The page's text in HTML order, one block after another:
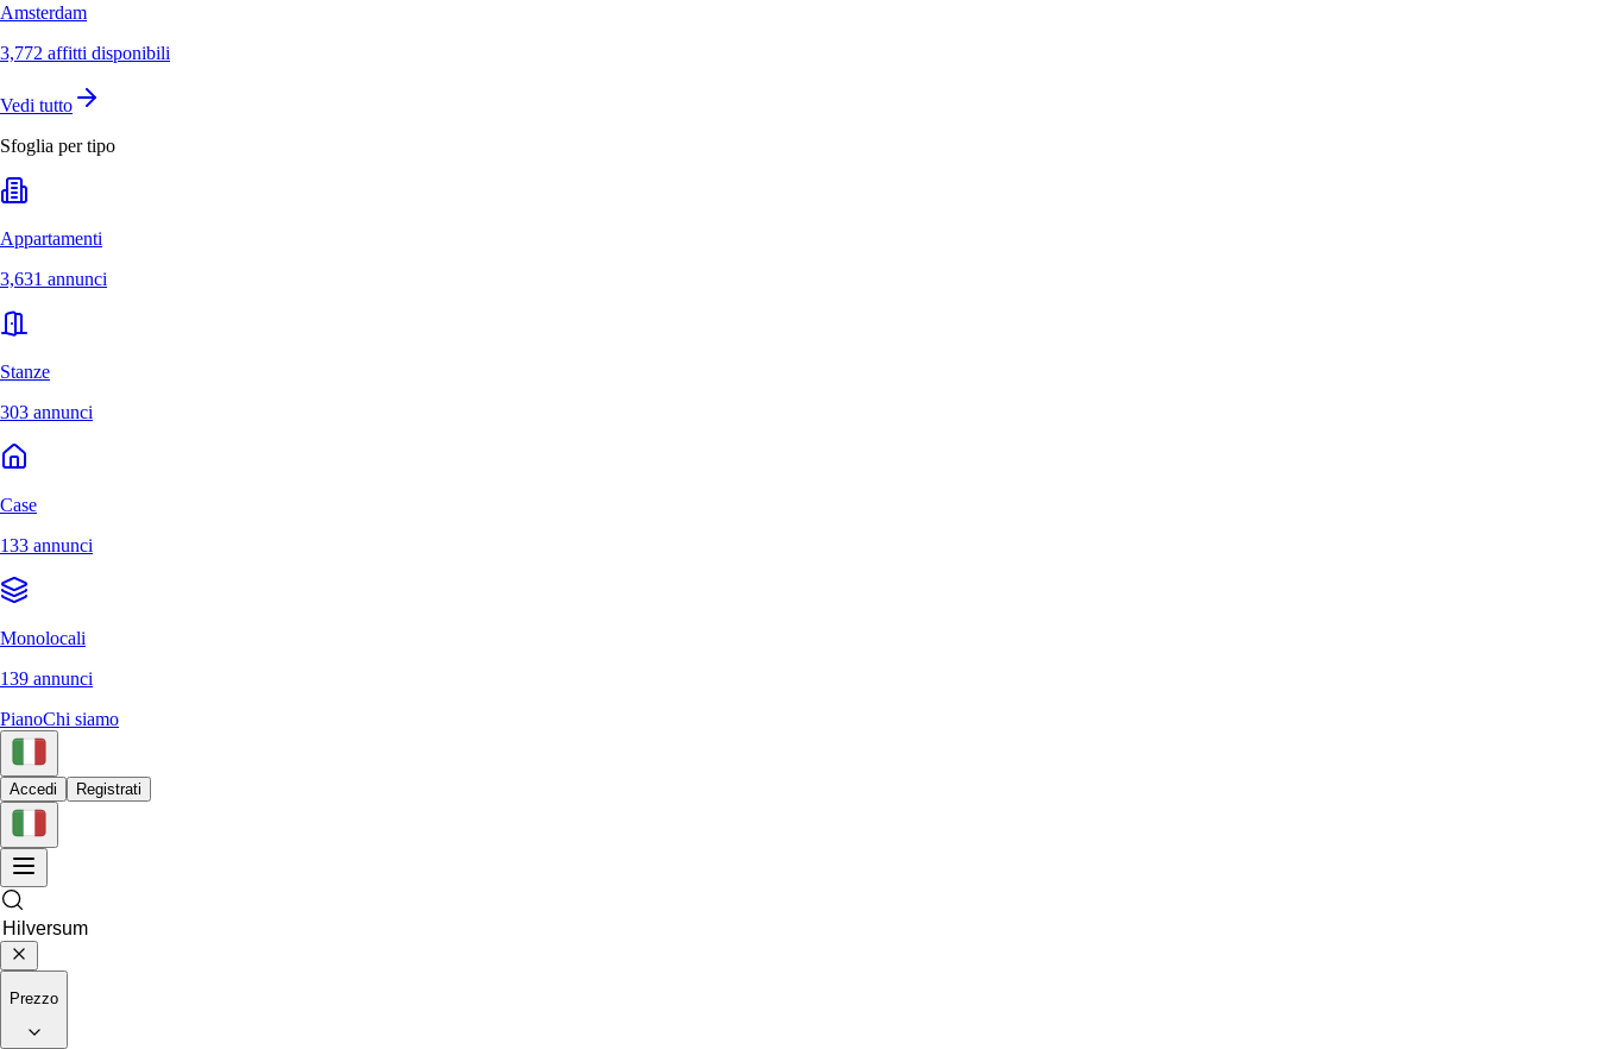
Amsterdam
3,772 affitti disponibili
Vedi tutto
Sfoglia per tipo
Appartamenti
3,631 annunci
Stanze
303 annunci
Case
133 annunci
Monolocali
139 annunci
PianoChi siamo
Accedi Registrati
Prezzo